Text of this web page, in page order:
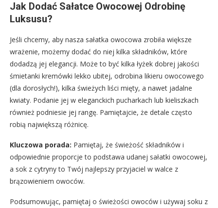
Jak Dodać Sałatce Owocowej Odrobinę
Luksusu?
Jeśli chcemy, aby nasza sałatka owocowa zrobiła większe
wrażenie, możemy dodać do niej kilka składników, które
dodadzą jej elegancji. Może to być kilka łyżek dobrej jakości
śmietanki kremówki lekko ubitej, odrobina likieru owocowego
(dla dorosłych!), kilka świeżych liści mięty, a nawet jadalne
kwiaty. Podanie jej w eleganckich pucharkach lub kieliszkach
również podniesie jej rangę. Pamiętajcie, że detale często
robią największą różnicę.
Kluczowa porada: Pamiętaj, że świeżość składników i
odpowiednie proporcje to podstawa udanej sałatki owocowej,
a sok z cytryny to Twój najlepszy przyjaciel w walce z
brązowieniem owoców.
Podsumowując, pamiętaj o świeżości owoców i używaj soku z